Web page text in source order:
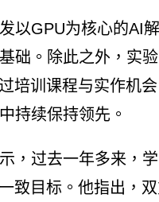
以GPU为核心的AI
础。除此之外，实
培训课程与实作机
持续保持领先。
，过去一年多来，
致目标。他指出，